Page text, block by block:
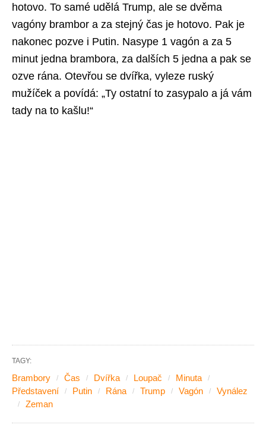
hotovo. To samé udělá Trump, ale se dvěma
vagóny brambor a za stejný čas je hotovo. Pak je
nakonec pozve i Putin. Nasype 1 vagón a za 5
minut jedna brambora, za dalších 5 jedna a pak se
ozve rána. Otevřou se dvířka, vyleze ruský
mužíček a povídá: „Ty ostatní to zasypalo a já vám
tady na to kašlu!“
TAGY:
Brambory Čas Dvířka Loupač
Minuta
Představení
Putin Rána Trump Vagón
Vynález
Zeman